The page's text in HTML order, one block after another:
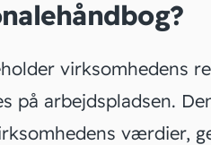
virksomhedens
på arbejdspladsen.
værdier,